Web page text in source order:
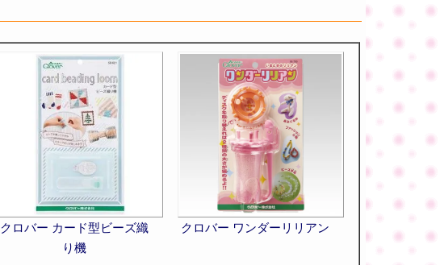
クロバー カード型ビーズ織
り機
クロバー ワンダーリリアン